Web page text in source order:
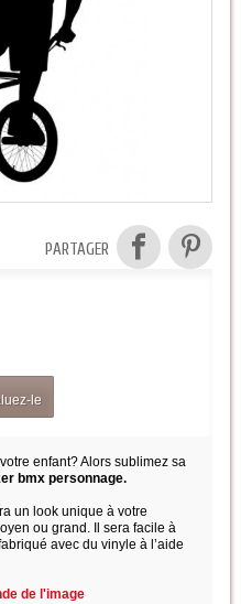
PARTAGER
le
enfant? Alors sublimez sa
bmx personnage.
un look unique à votre
ou grand. Il sera facile à
avec du vinyle à l’aide
de l'image